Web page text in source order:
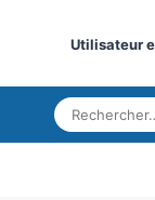
Utilisateur